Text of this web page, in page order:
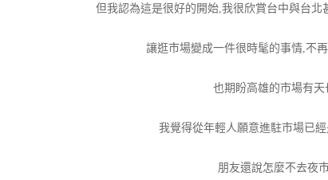
但我認為這是很好的開始,我很欣賞台中與台
讓逛市場變成一件很時髦的事情,不
也期盼高雄的市場有天
我覺得從年輕人願意進駐市場已
朋友還說怎麼不去夜